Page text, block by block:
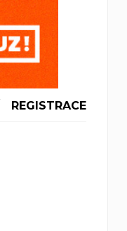
REGISTRACE